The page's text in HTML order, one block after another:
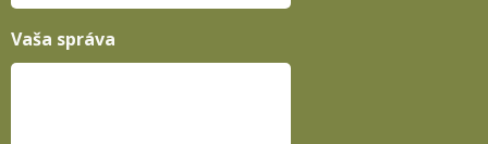
Vaša správa